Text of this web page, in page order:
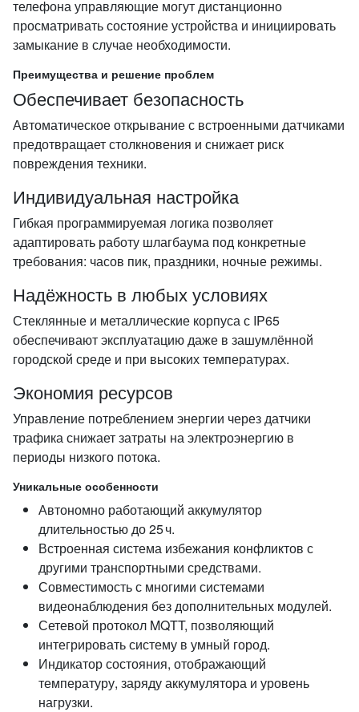
телефона управляющие могут дистанционно
просматривать состояние устройства и инициировать
замыкание в случае необходимости.
Преимущества и решение проблем
Обеспечивает безопасность
Автоматическое открывание с встроенными датчиками
предотвращает столкновения и снижает риск
повреждения техники.
Индивидуальная настройка
Гибкая программируемая логика позволяет
адаптировать работу шлагбаума под конкретные
требования: часов пик, праздники, ночные режимы.
Надёжность в любых условиях
Стеклянные и металлические корпуса с IP65
обеспечивают эксплуатацию даже в зашумлённой
городской среде и при высоких температурах.
Экономия ресурсов
Управление потреблением энергии через датчики
трафика снижает затраты на электроэнергию в
периоды низкого потока.
Уникальные особенности
Автономно работающий аккумулятор
длительностью до 25 ч.
Встроенная система избежания конфликтов с
другими транспортными средствами.
Совместимость с многими системами
видеонаблюдения без дополнительных модулей.
Сетевой протокол MQTT, позволяющий
интегрировать систему в умный город.
Индикатор состояния, отображающий
температуру, заряду аккумулятора и уровень
нагрузки.